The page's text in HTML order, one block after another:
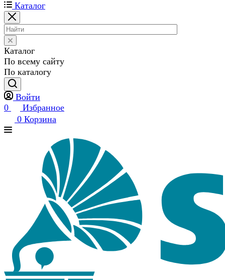
Каталог
Каталог
По всему сайту
По каталогу
Войти
0
Избранное
0 Корзина